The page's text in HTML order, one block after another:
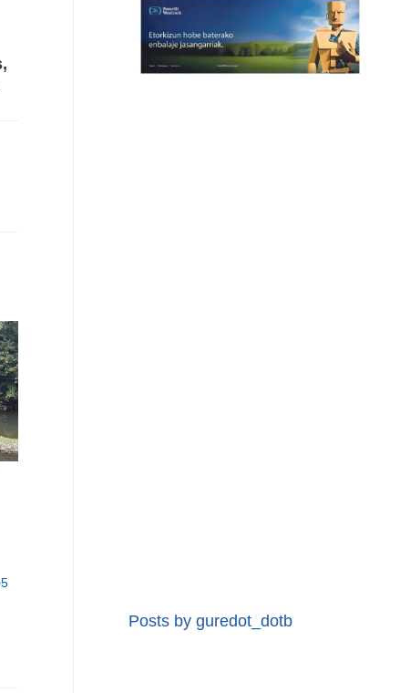
Posts by guredot_dotb